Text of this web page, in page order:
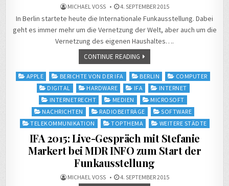
MICHAEL VOSS 4. SEPTEMBER 2015
In Berlin startete heute die Internationale Funkausstellung. Dabei
geht es immer mehr um die Vernetzung der Welt, aber auch um die
Vernetzung des eigenen Haushaltes….
CONTINUE READING
Posted
APPLE BERICHTE VON DER IFA BERLIN
COMPUTER
DIGITAL
HARDWARE IFA
INTERNET
INTERNETRECHT
MEDIEN
MICROSOFT
NACHRICHTEN
RADIOBEITRÄGE
SOFTWARE
TELEKOMMUNIKATION
TOPTHEMA WEITERE STÄDTE
IFA 2015: Live-Gespräch mit Stefanie
Markert bei MDR INFO zum Start der
Funkausstellung
MICHAEL VOSS 4. SEPTEMBER 2015